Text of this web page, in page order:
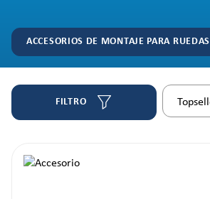
ACCESORIOS DE MONTAJE PARA RUEDAS
FILTRO